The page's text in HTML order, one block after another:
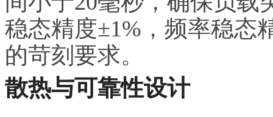
稳态精度±1%，频率稳态
的苛刻要求。
散热与可靠性设计